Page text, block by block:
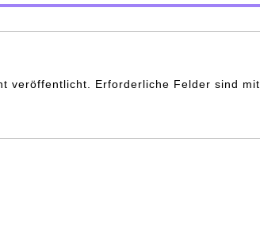
veröffentlicht. Erforderliche Felder sind mit